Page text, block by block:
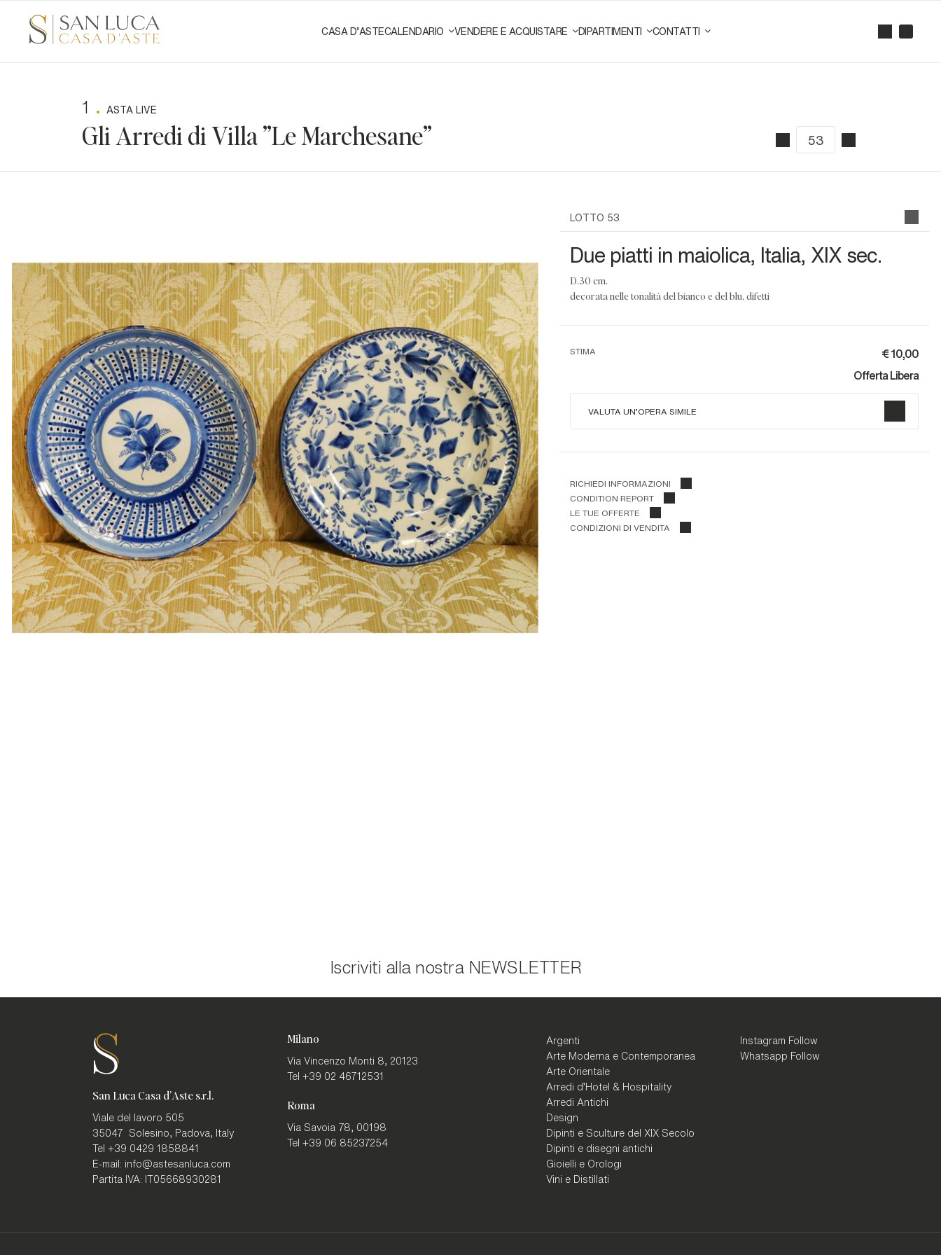
CASA D'ASTECALENDARIO VENDERE E ACQUISTARE DIPARTIMENTI CONTATTI
1 ASTA LIVE
Gli Arredi di Villa "Le Marchesane"
LOTTO 53
Due piatti in maiolica, Italia, XIX sec.
d.30 cm.
decorata nelle tonalità del bianco e del blu, difetti
€ 10,00
STIMA
Offerta Libera
VALUTA UN'OPERA SIMILE
RICHIEDI INFORMAZIONI
CONDITION REPORT
LE TUE OFFERTE
CONDIZIONI DI VENDITA
Iscriviti alla nostra NEWSLETTER
San Luca Casa d'Aste s.r.l.
Viale del lavoro 505
35047 Solesino, Padova, Italy
Tel +39 0429 1858841
E-mail: info@astesanluca.com
Partita IVA: IT05668930281
Milano
Via Vincenzo Monti 8, 20123
Tel +39 02 46712531
Roma
Via Savoia 78, 00198
Tel +39 06 85237254
Argenti
Arte Moderna e Contemporanea
Arte Orientale
Arredi d'Hotel & Hospitality
Arredi Antichi
Design
Dipinti e Sculture del XIX Secolo
Dipinti e disegni antichi
Gioielli e Orologi
Vini e Distillati
Instagram Follow
Whatsapp Follow